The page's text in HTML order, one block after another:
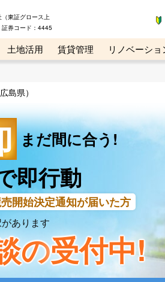
東証グロース上
券コード：4445
土地活用 賃貸管理 リノベーショ
座 リビンマガジンBiz 不動産売却
島県）
まだ間に合う!
即行動
開始決定通知が届いた方
あります
の受付中!